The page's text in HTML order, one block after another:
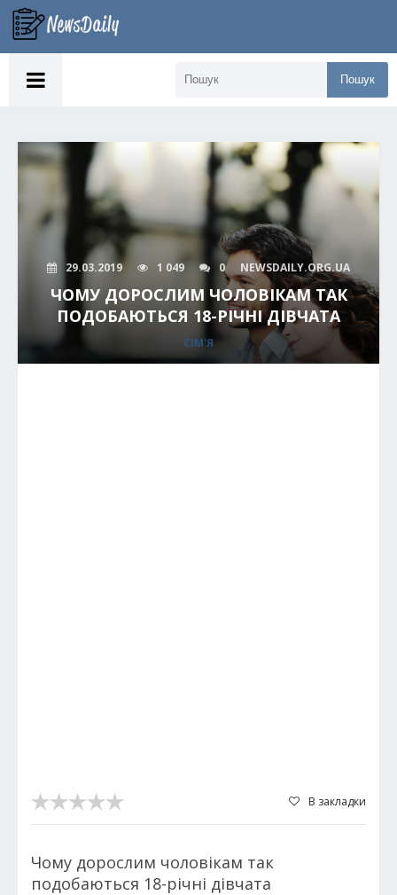
Пошук
29.03.2019 1 049 0 NEWSDAILY.ORG.UA
ЧОМУ ДОРОСЛИМ ЧОЛОВІКАМ ТАК
ПОДОБАЮТЬСЯ 18-РІЧНІ ДІВЧАТА
СІМ'Я
В закладки
Чому дорослим чоловікам так
подобаються 18-річні дівчата